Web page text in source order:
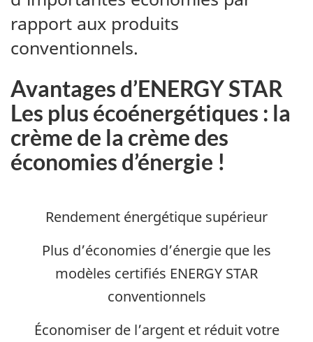
rapport aux produits
conventionnels.
Avantages d’ENERGY STAR
Les plus écoénergétiques : la
crème de la crème des
économies d’énergie !
Rendement énergétique supérieur
Plus d’économies d’énergie que les
modèles certifiés ENERGY STAR
conventionnels
Économiser de l’argent et réduit votre